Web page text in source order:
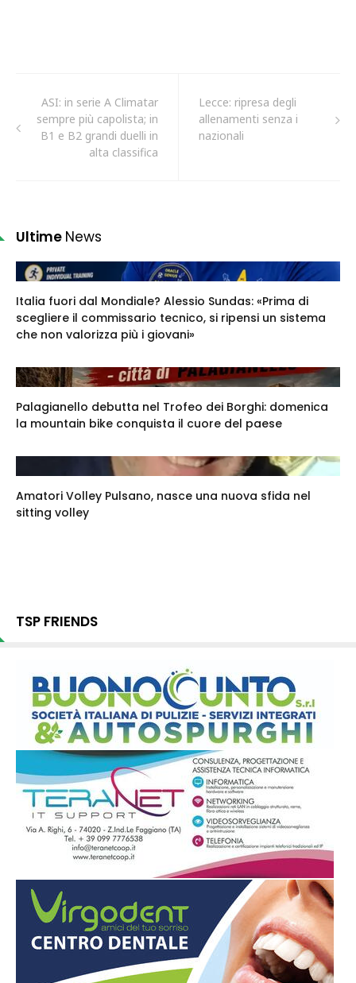
ASI: in serie A Climatar
sempre più capolista; in
B1 e B2 grandi duelli in
alta classifica
Lecce: ripresa degli
allenamenti senza i
nazionali
Ultime News
Italia fuori dal Mondiale? Alessio Sundas: «Prima di
scegliere il commissario tecnico, si ripensi un sistema
che non valorizza più i giovani»
Palagianello debutta nel Trofeo dei Borghi: domenica
la mountain bike conquista il cuore del paese
Amatori Volley Pulsano, nasce una nuova sfida nel
sitting volley
TSP FRIENDS